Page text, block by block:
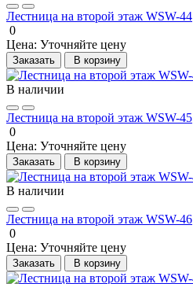
Лестница на второй этаж WSW-44
0
Цена: Уточняйте цену
Заказать В корзину
В наличии
Лестница на второй этаж WSW-45
0
Цена: Уточняйте цену
Заказать В корзину
В наличии
Лестница на второй этаж WSW-46
0
Цена: Уточняйте цену
Заказать В корзину